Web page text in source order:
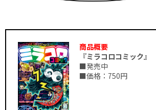
商品概要
『ミラコロコミック』
■発売中
■価格：750円